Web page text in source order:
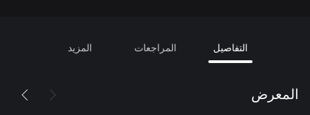
التفاصيل المراجعات المزيد
المعرض